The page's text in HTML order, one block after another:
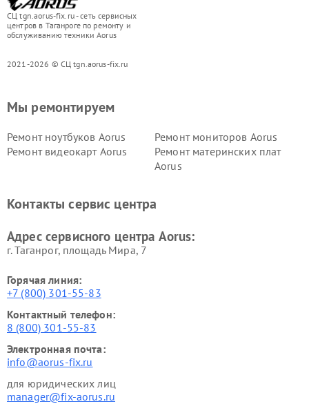
СЦ tgn.aorus-fix.ru - сеть сервисных
центров в Таганроге по ремонту и
обслуживанию техники Aorus
2021-2026 © СЦ tgn.aorus-fix.ru
Мы ремонтируем
Ремонт ноутбуков Aorus
Ремонт мониторов Aorus
Ремонт видеокарт Aorus
Ремонт материнских плат
Aorus
Контакты сервис центра
Адрес сервисного центра Aorus:
г. Таганрог, площадь Мира, 7
Горячая линия:
+7 (800) 301-55-83
Контактный телефон:
8 (800) 301-55-83
Электронная почта:
info@aorus-fix.ru
для юридических лиц
manager@fix-aorus.ru